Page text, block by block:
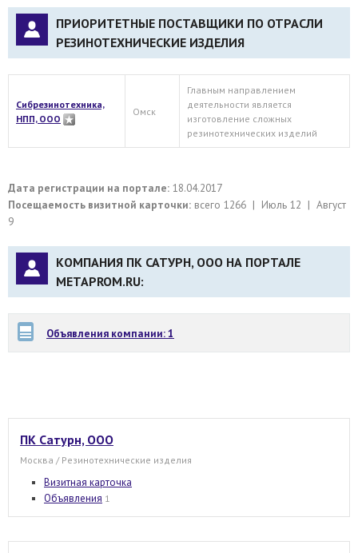
ПРИОРИТЕТНЫЕ ПОСТАВЩИКИ ПО ОТРАСЛИ
РЕЗИНОТЕХНИЧЕСКИЕ ИЗДЕЛИЯ
Сибрезинотехника,
НПП, ООО
Омск
Главным направлением
деятельности является
изготовление сложных
резинотехнических изделий
Дата регистрации на портале: 18.04.2017
Посещаемость визитной карточки: всего 1266 | Июль 12 | Август
9
КОМПАНИЯ ПК САТУРН, ООО НА ПОРТАЛЕ
METAPROM.RU:
Объявления компании: 1
ПК Сатурн, ООО
Москва / Резинотехнические изделия
Визитная карточка
Объявления 1